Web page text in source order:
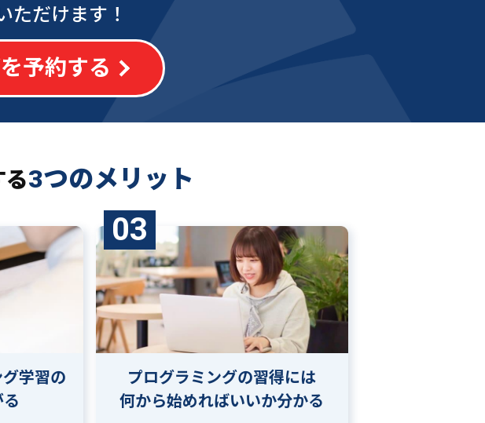
ただけます！
予約する
3つのメリット
学習の
03
プログラミングの習得には
何から始めればいいか分かる